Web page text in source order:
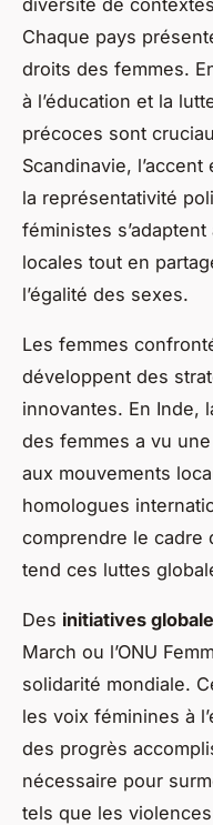
Chaque pays
droits des femmes.
à l’éducation et la
précoces sont
Scandinavie,
la représentativité
féministes
locales tout en
l’égalité des sexes.
Les femmes
développent des
innovantes. En Inde,
des femmes a vu
aux mouvements
homologues
comprendre le cadre
tend ces luttes
Des initiatives
March ou l’ONU
solidarité mondiale.
les voix féminines à
des progrès
nécessaire pour
tels que les